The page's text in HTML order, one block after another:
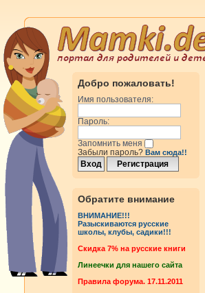
Добро пожаловать!
Имя пользователя:
Пароль:
Запомнить меня
Забыли пароль? Вам сюда!!
Обратите внимание
ВНИМАНИЕ!!!
Разыскиваются русские
школы, клубы, садики!!!
Cкидка 7% на русские книги
Линеечки для нашего сайта
Правила форума. 17.11.2011